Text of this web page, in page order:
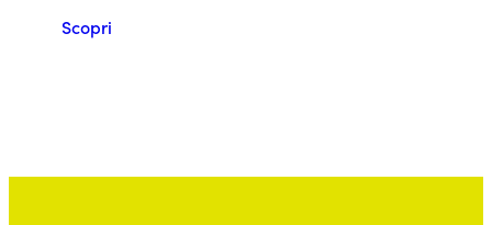
Scopri